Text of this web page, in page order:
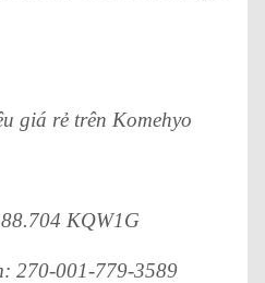
giá rẻ trên Komehyo
KQW1G
270-001-779-3589